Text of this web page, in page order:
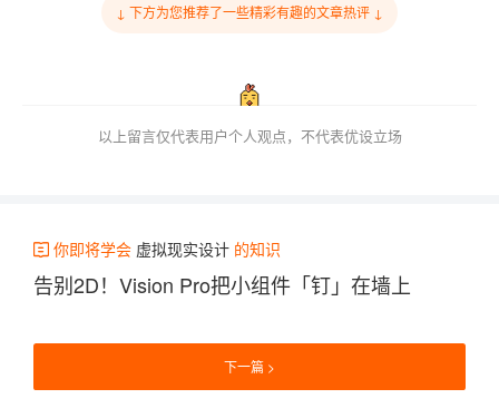
↓ 下方为您推荐了一些精彩有趣的文章热评 ↓
以上留言仅代表用户个人观点，不代表优设立场
你即将学会 虚拟现实设计 的知识
告别2D！Vision Pro把小组件「钉」在墙上
下一篇